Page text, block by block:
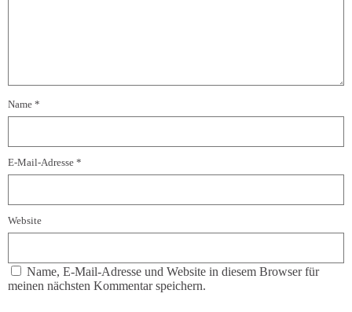
Name *
E-Mail-Adresse *
Website
Name, E-Mail-Adresse und Website in diesem Browser für
meinen nächsten Kommentar speichern.